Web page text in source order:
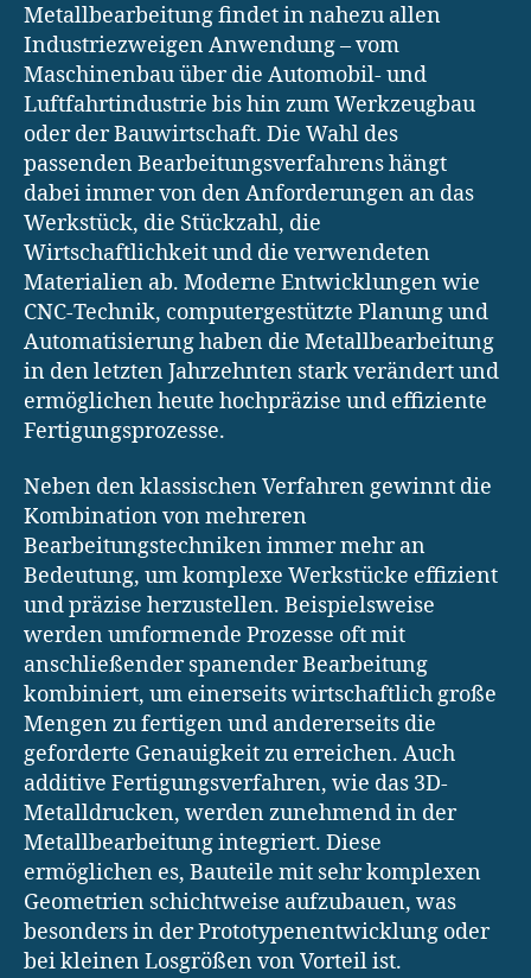
Metallbearbeitung findet in nahezu allen
Industriezweigen Anwendung – vom
Maschinenbau über die Automobil- und
Luftfahrtindustrie bis hin zum Werkzeugbau
oder der Bauwirtschaft. Die Wahl des
passenden Bearbeitungsverfahrens hängt
dabei immer von den Anforderungen an das
Werkstück, die Stückzahl, die
Wirtschaftlichkeit und die verwendeten
Materialien ab. Moderne Entwicklungen wie
CNC-Technik, computergestützte Planung und
Automatisierung haben die Metallbearbeitung
in den letzten Jahrzehnten stark verändert und
ermöglichen heute hochpräzise und effiziente
Fertigungsprozesse.
Neben den klassischen Verfahren gewinnt die
Kombination von mehreren
Bearbeitungstechniken immer mehr an
Bedeutung, um komplexe Werkstücke effizient
und präzise herzustellen. Beispielsweise
werden umformende Prozesse oft mit
anschließender spanender Bearbeitung
kombiniert, um einerseits wirtschaftlich große
Mengen zu fertigen und andererseits die
geforderte Genauigkeit zu erreichen. Auch
additive Fertigungsverfahren, wie das 3D-
Metalldrucken, werden zunehmend in der
Metallbearbeitung integriert. Diese
ermöglichen es, Bauteile mit sehr komplexen
Geometrien schichtweise aufzubauen, was
besonders in der Prototypenentwicklung oder
bei kleinen Losgrößen von Vorteil ist.